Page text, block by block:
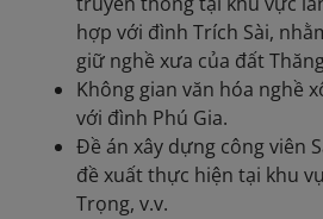
hợp với đình Trích Sài,
giữ nghề xưa của đất
Không gian văn hóa nghề
với đình Phú Gia.
Đề án xây dựng công viên
đề xuất thực hiện tại khu
Trọng, v.v.